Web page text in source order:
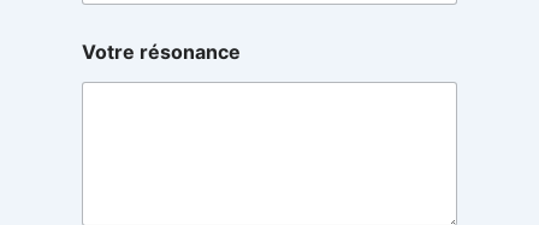
f
a
Votre résonance